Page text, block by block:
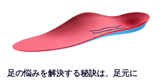
足の悩みを解決する秘訣は、足元に